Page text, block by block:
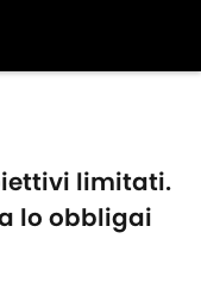
limitati.
lo obbligai